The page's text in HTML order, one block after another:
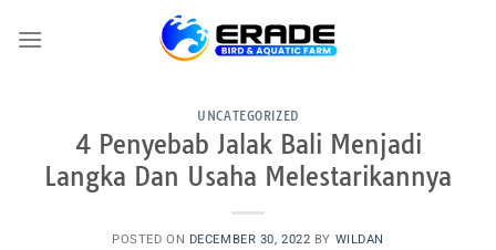
UNCATEGORIZED
4 Penyebab Jalak Bali Menjadi
Langka Dan Usaha Melestarikannya
POSTED ON DECEMBER 30, 2022 BY WILDAN